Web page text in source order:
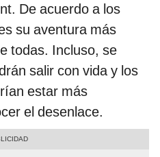
De acuerdo a los
su aventura más
todas. Incluso, se
salir con vida y los
estar más
el desenlace.